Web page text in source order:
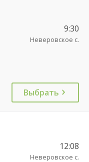
9:30
Неверовское с.
Выбрать
12:08
Неверовское с.